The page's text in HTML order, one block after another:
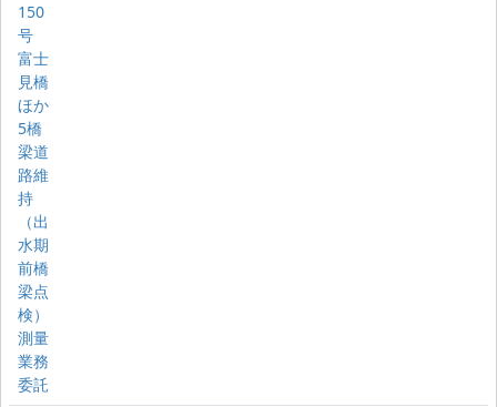
150
号
富士
見橋
ほか
5橋
梁道
路維
持
（出
水期
前橋
梁点
検）
測量
業務
委託